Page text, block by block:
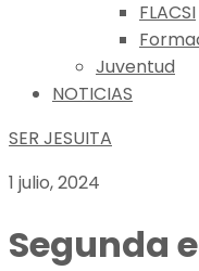
FLACSI
Juventud
NOTICIAS
SER JESUITA
1 julio, 2024
Segunda